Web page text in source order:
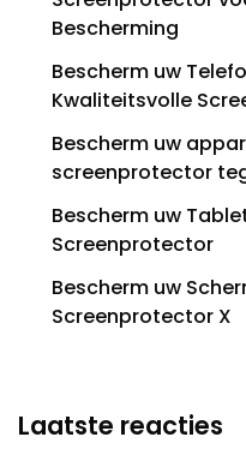
Bescherming
Bescherm uw
Kwaliteitsvolle
Bescherm uw
screenprotector
Bescherm uw
Screenprotector
Bescherm uw
Screenprotector X
Laatste reacties